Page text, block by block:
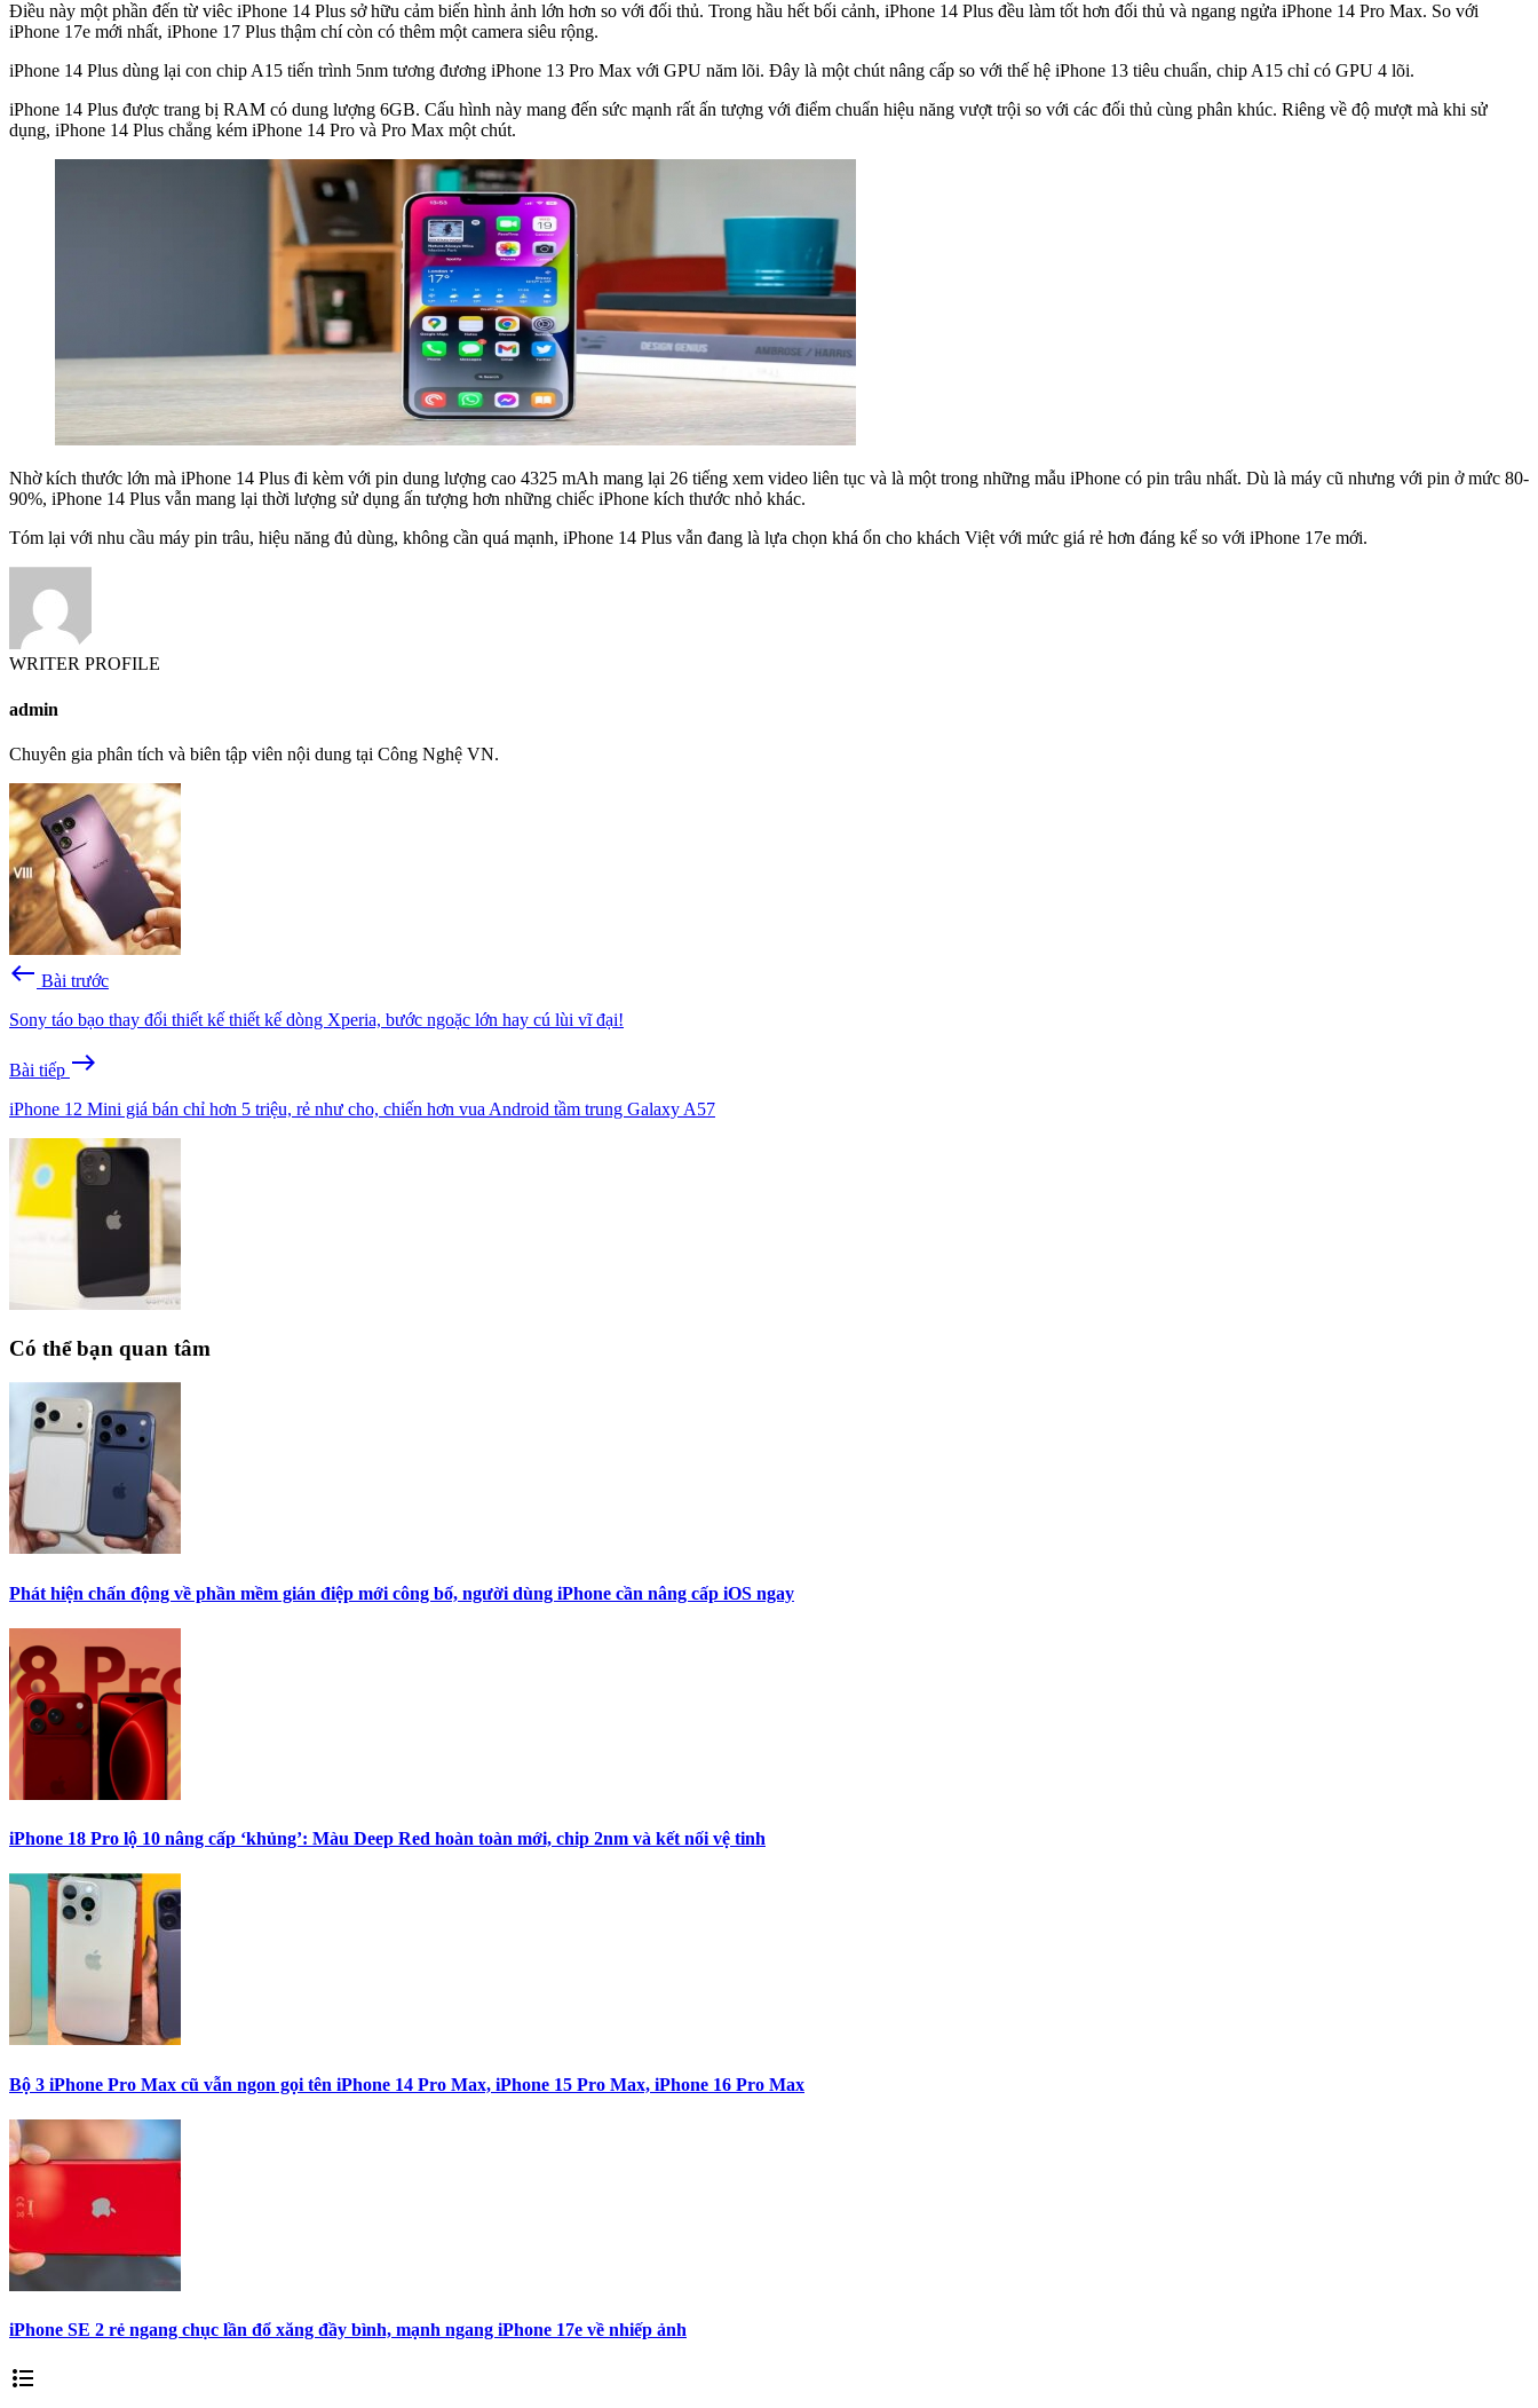
Điều này một phần đến từ viêc iPhone 14 Plus sở hữu cảm biến hình ảnh lớn hơn so với đối thủ. Trong hầu hết bối cảnh, iPhone 14 Plus đều làm tốt hơn đối thủ và ngang ngửa iPhone 14 Pro Max. So với
iPhone 17e mới nhất, iPhone 17 Plus thậm chí còn có thêm một camera siêu rộng.
iPhone 14 Plus dùng lại con chip A15 tiến trình 5nm tương đương iPhone 13 Pro Max với GPU năm lõi. Đây là một chút nâng cấp so với thế hệ iPhone 13 tiêu chuẩn, chip A15 chỉ có GPU 4 lõi.
iPhone 14 Plus được trang bị RAM có dung lượng 6GB. Cấu hình này mang đến sức mạnh rất ấn tượng với điểm chuẩn hiệu năng vượt trội so với các đối thủ cùng phân khúc. Riêng về độ mượt mà khi sử
dụng, iPhone 14 Plus chẳng kém iPhone 14 Pro và Pro Max một chút.
Nhờ kích thước lớn mà iPhone 14 Plus đi kèm với pin dung lượng cao 4325 mAh mang lại 26 tiếng xem video liên tục và là một trong những mẫu iPhone có pin trâu nhất. Dù là máy cũ nhưng với pin ở mức 80-
90%, iPhone 14 Plus vẫn mang lại thời lượng sử dụng ấn tượng hơn những chiếc iPhone kích thước nhỏ khác.
Tóm lại với nhu cầu máy pin trâu, hiệu năng đủ dùng, không cần quá mạnh, iPhone 14 Plus vẫn đang là lựa chọn khá ổn cho khách Việt với mức giá rẻ hơn đáng kể so với iPhone 17e mới.
WRITER PROFILE
admin
Chuyên gia phân tích và biên tập viên nội dung tại Công Nghệ VN.
west Bài trước
Sony táo bạo thay đổi thiết kế thiết kế dòng Xperia, bước ngoặc lớn hay cú lùi vĩ đại!
Bài tiếp east
iPhone 12 Mini giá bán chỉ hơn 5 triệu, rẻ như cho, chiến hơn vua Android tầm trung Galaxy A57
Có thể bạn quan tâm
Phát hiện chấn động về phần mềm gián điệp mới công bố, người dùng iPhone cần nâng cấp iOS ngay
iPhone 18 Pro lộ 10 nâng cấp ‘khủng’: Màu Deep Red hoàn toàn mới, chip 2nm và kết nối vệ tinh
Bộ 3 iPhone Pro Max cũ vẫn ngon gọi tên iPhone 14 Pro Max, iPhone 15 Pro Max, iPhone 16 Pro Max
iPhone SE 2 rẻ ngang chục lần đổ xăng đầy bình, mạnh ngang iPhone 17e về nhiếp ảnh
format_list_bulleted